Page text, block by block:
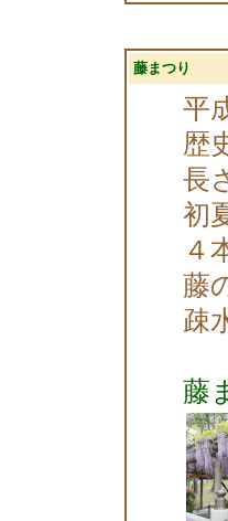
藤まつり
平
歴
長
初
４
藤
疎
藤